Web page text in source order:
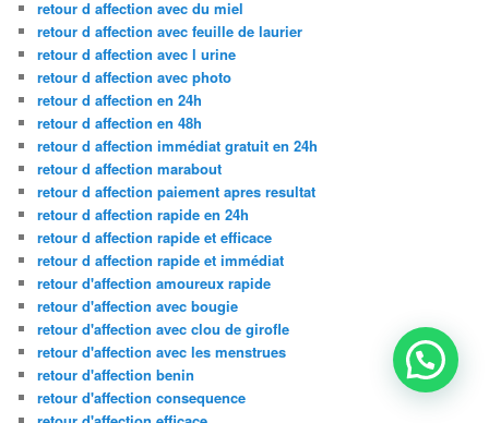
retour d affection avec du miel
retour d affection avec feuille de laurier
retour d affection avec l urine
retour d affection avec photo
retour d affection en 24h
retour d affection en 48h
retour d affection immédiat gratuit en 24h
retour d affection marabout
retour d affection paiement apres resultat
retour d affection rapide en 24h
retour d affection rapide et efficace
retour d affection rapide et immédiat
retour d'affection amoureux rapide
retour d'affection avec bougie
retour d'affection avec clou de girofle
retour d'affection avec les menstrues
retour d'affection benin
retour d'affection consequence